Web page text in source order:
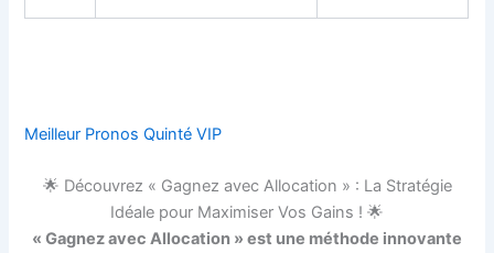
Meilleur Pronos Quinté VIP
🌟 Découvrez « Gagnez avec Allocation » : La Stratégie
Idéale pour Maximiser Vos Gains ! 🌟
« Gagnez avec Allocation » est une méthode innovante